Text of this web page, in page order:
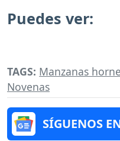
Puedes ver:
TAGS: Manzanas
Novenas
SÍGUENOS